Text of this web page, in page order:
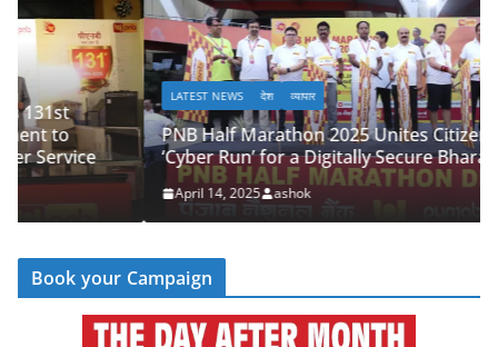
LATEST NEWS देश व्यापार
PNB Half Marathon 2025 Unites Citizens in a
‘Cyber Run’ for a Digitally Secure Bharat
ashok
Book your Campaign